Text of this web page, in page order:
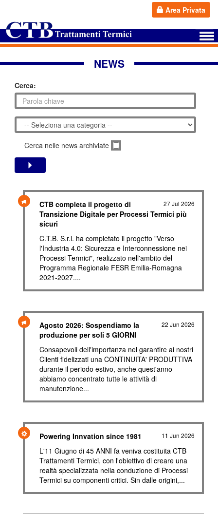
Area Privata
NEWS
Cerca:
Cerca nelle news archiviate
27 Jul 2026
CTB completa il progetto di
Transizione Digitale per Processi Termici più
sicuri
C.T.B. S.r.l. ha completato il progetto "Verso
l'Industria 4.0: Sicurezza e Interconnessione nei
Processi Termici", realizzato nell'ambito del
Programma Regionale FESR Emilia-Romagna
2021-2027....
22 Jun 2026
Agosto 2026: Sospendiamo la
produzione per soli 5 GIORNI
Consapevoli dell'importanza nel garantire ai nostri
Clienti fidelizzati una CONTINUITA' PRODUTTIVA
durante il periodo estivo, anche quest'anno
abbiamo concentrato tutte le attività di
manutenzione...
11 Jun 2026
Powering Innvation since 1981
L'11 Giugno di 45 ANNI fa veniva costituita CTB
Trattamenti Termici, con l'obiettivo di creare una
realtà specializzata nella conduzione di Processi
Termici su componenti critici. Sin dalle origini,...